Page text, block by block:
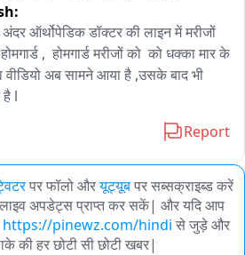
ऑर्थोपेडिक डॉक्टर की लाइन में मरीजों
,  होमगार्ड मरीजों को  को धक्का मार के
वीडियो अब सामने आया है ,उसके बाद भी
l
Report
पर फॉलो औरयूट्यूबपर सब्सक्राइब्ड करें
अपडेट्स प्राप्त कर सकें| और यदि आप
https://pinewz.com/hindi से जुड़े और
की हर छोटी सी छोटी खबर|